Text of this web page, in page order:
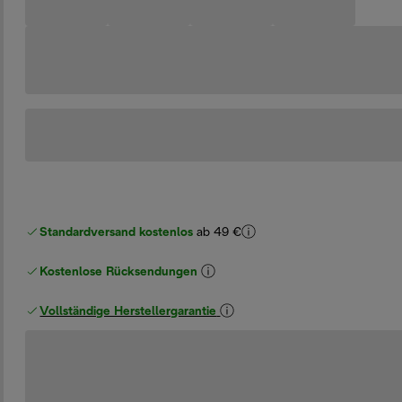
Standardversand kostenlos ab 49 €
Kostenlose Rücksendungen
Vollständige Herstellergarantie